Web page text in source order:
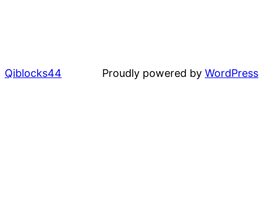
Qiblocks44 Proudly powered by WordPress